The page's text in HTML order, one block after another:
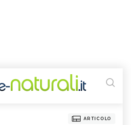
ARTICOLO